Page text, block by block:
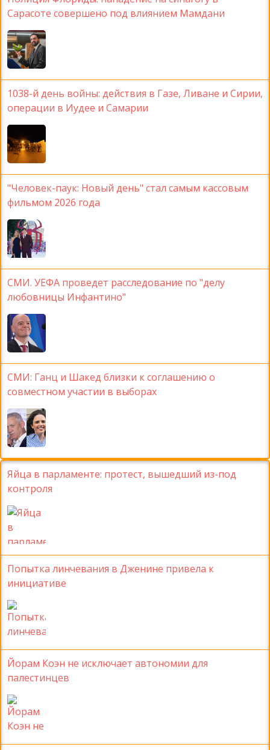
Сарасоте совершено под влиянием Мамдани
1038-й день войны: действия в Газе, Ливане и Сирии,
операции в Иудее и Самарии
"Человек-паук: Новый день" стал самым кассовым
фильмом 2026 года
СМИ. УЕФА проведет расследование по "делу
любовницы Инфантино"
СМИ: Ганц и Шакед близки к соглашению о
совместном участии в выборах
Яйца в парламенте: протест, вышедший из-под
контроля
Попытка линчевания в Дженине привела к
инициативе
Йорам Коэн не исключает автономии для
палестинцев